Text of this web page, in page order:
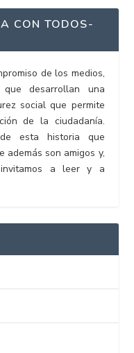
CON TODOS-
de los medios,
que desarrollan una
social que permite
de la ciudadanía.
esta historia que
además son amigos y,
a leer y a